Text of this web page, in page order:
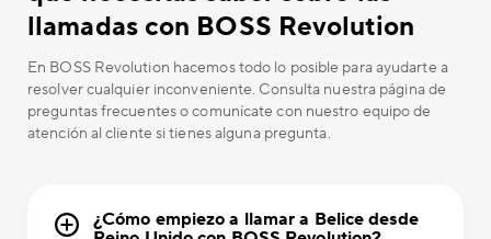
llamadas con BOSS Revolution
En BOSS Revolution hacemos todo lo posible para ayudarte a
resolver cualquier inconveniente. Consulta nuestra página de
preguntas frecuentes o comunícate con nuestro equipo de
atención al cliente si tienes alguna pregunta.
¿Cómo empiezo a llamar a Belice desde